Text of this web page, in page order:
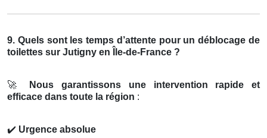
9. Quels sont les temps d’attente pour un déblocage de
toilettes sur Jutigny en Île-de-France ?
🚀
Nous garantissons une intervention rapide et
efficace dans toute la région :
✔️ Urgence absolue